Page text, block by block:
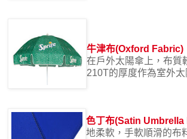
牛津布(Oxford Fabric)
在戶外太陽傘上，布質
210T的厚度作為室外太
色丁布(Satin Umbrella
地柔軟，手軟順滑的布